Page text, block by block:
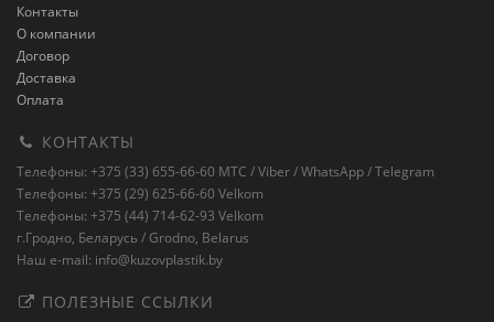
Контакты
О компании
Договор
Доставка
Оплата
КОНТАКТЫ
Телефоны: +375 (33) 655-66-60 MTC / Viber / WhatsApp / Telegram
Телефоны: +375 (29) 625-66-60 Velkom
Телефоны: +375 (44) 714-62-93 Velkom
г.Гродно, Беларусь / Grodno, Belarus
Наш e-mail: info@kuzovplastik.by
ПОЛЕЗНЫЕ ССЫЛКИ